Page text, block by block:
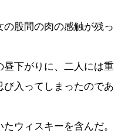
股間の肉の感触が残っ
下がりに、二人には重
入ってしまったのであ
ウィスキーを含んだ。